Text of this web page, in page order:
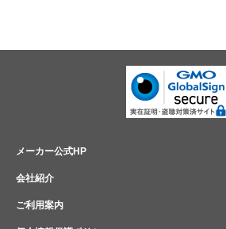
メーカー公式HP
会社紹介
ご利用案内